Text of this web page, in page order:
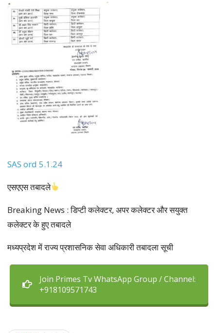
SAS ord 5.1.24
एसएएस तबादले
Breaking News : डिप्टी कलेक्टर, अपर कलेक्टर और सयुक्त
कलेक्टर के हुए तबादले
मध्यप्रदेश में राज्य प्रशासनिक सेवा अधिकारी तबादला सूची
Join Primes Tv WhatsApp Group / Channel:
+918109571743